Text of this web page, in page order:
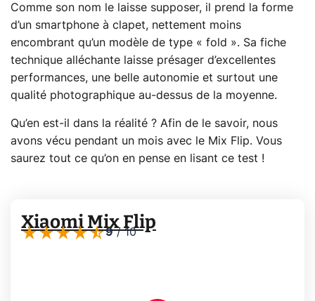
Comme son nom le laisse supposer, il prend la forme
d’un smartphone à clapet, nettement moins
encombrant qu’un modèle de type « fold ». Sa fiche
technique alléchante laisse présager d’excellentes
performances, une belle autonomie et surtout une
qualité photographique au-dessus de la moyenne.
Qu’en est-il dans la réalité ? Afin de le savoir, nous
avons vécu pendant un mois avec le Mix Flip. Vous
saurez tout ce qu’on en pense en lisant ce test !
Xiaomi Mix Flip
9/10